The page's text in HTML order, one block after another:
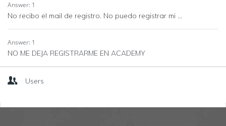
Answer: 1
No recibo el mail de registro. No puedo registrar mi ...
Answer: 1
NO ME DEJA REGISTRARME EN ACADEMY
Users